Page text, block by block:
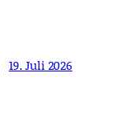
19. Juli 2026